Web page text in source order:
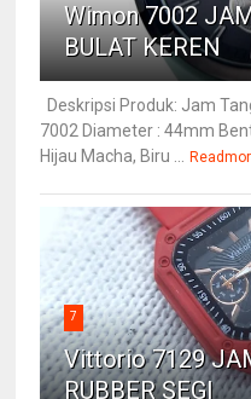
Wimon 7002
BULAT KEREN
Deskripsi Produk: Jam
7002 Diameter : 44mm
Hijau Macha, Biru ...
7
Vittorio 7129
RUBBER SEGI